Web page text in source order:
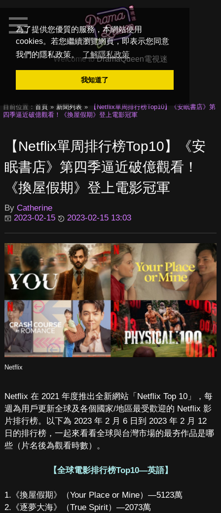
為了提供您優質的服務，本網站使用
cookies。若您繼續瀏覽網頁，即表示您同意
我們的隱私政策。
了解隱私政策
我知道了
Welcome toDramaQueen電視迷
目前位置： 首頁 新聞列表
【Netflix單周排行榜Top10】《安眠書店》第
四季逼近破億觀看！《換屋假期》登上電影冠軍
【Netflix單周排行榜Top10】《安
眠書店》第四季逼近破億觀看！
《換屋假期》登上電影冠軍
By Catherine
2023-02-15
2023-02-15 13:03
Netflix
Netflix 在 2021 年度推出全新網站「Netflix Top 10」，每
週為用戶更新全球及各個國家/地區最受歡迎的 Netflix 影
片排行榜。以下為 2023 年 2 月 6 日到 2023 年 2 月 12
日的排行榜，一起來看看全球與台灣市場的最夯作品是哪
些（片名後為觀看時數）。
【全球電影排行榜Top10—英語】
1.《換屋假期》（Your Place or Mine）—5123萬
2.《逐夢大海》（True Spirit）—2073萬